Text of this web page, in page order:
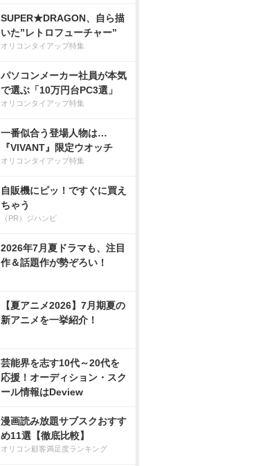
SUPER★DRAGON、自ら描
いた”レトロフューチャー”
オリコンタイアップ特集
パソコンメーカー社員が本気
で選ぶ「10万円台PC3選」
オリコンタイアップ特集
一番似合う登場人物は…
『VIVANT』限定ウオッチ
オリコンタイアップ特集
自販機にピッ！ですぐに買え
ちゃう
（PR）ジハンピ
2026年7月夏ドラマも、注目
作＆話題作が勢ぞろい！
【夏アニメ2026】7月期夏の
新アニメを一挙紹介！
芸能界を志す10代～20代を
応援！オーディション・スク
ール情報はDeview
漫画読み放題サブスクおすす
め11選【徹底比較】
オリコン顧客満足度ランキング